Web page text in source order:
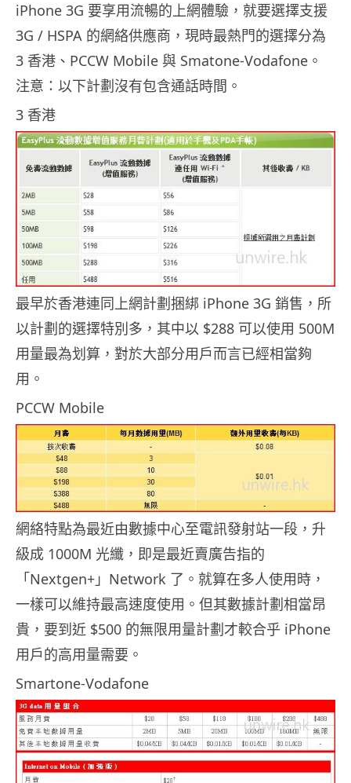
iPhone 3G 要享用流暢的上網體驗，就要選擇支援
3G / HSPA 的網絡供應商，現時最熱門的選擇分為
3 香港、PCCW Mobile 與 Smatone-Vodafone。
注意：以下計劃沒有包含通話時間。
3 香港
最早於香港連同上網計劃捆綁 iPhone 3G 銷售，所
以計劃的選擇特別多，其中以 $288 可以使用 500M
用量最為划算，對於大部分用戶而言已經相當夠
用。
PCCW Mobile
網絡特點為最近由數據中心至電訊發射站一段，升
級成 1000M 光纖，即是最近賣廣告指的
「Nextgen+」Network 了。就算在多人使用時，
一樣可以維持最高速度使用。但其數據計劃相當昂
貴，要到近 $500 的無限用量計劃才較合乎 iPhone
用戶的高用量需要。
Smartone-Vodafone